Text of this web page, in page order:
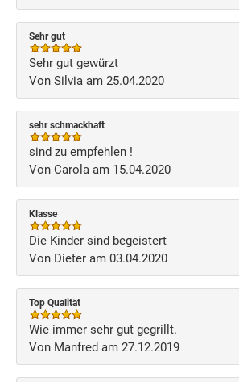
Sehr gut
Sehr gut gewürzt
Von Silvia am 25.04.2020
sehr schmackhaft
sind zu empfehlen !
Von Carola am 15.04.2020
Klasse
Die Kinder sind begeistert
Von Dieter am 03.04.2020
Top Qualität
Wie immer sehr gut gegrillt.
Von Manfred am 27.12.2019